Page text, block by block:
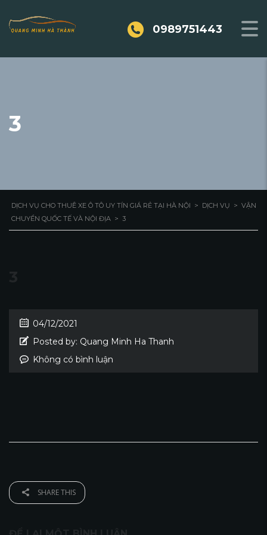
0989751443
3
DỊCH VỤ CHO THUÊ XE Ô TÔ UY TÍN GIÁ RẺ TẠI HÀ NỘI > DỊCH VỤ > VẬN
CHUYỂN QUỐC TẾ VÀ NỘI ĐỊA > 3
04/12/2021
Posted by: Quang Minh Ha Thanh
Không có bình luận
SHARE THIS